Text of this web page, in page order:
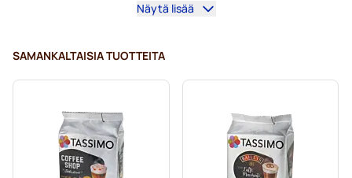
Kofeiinittomat kahvit Tassimo-koneisiin
Kalkinpoisto ja huolto Tassimo-kahvinkeittimeen
L’OR-kahvikapselit Tassimo-koneisiin
Jacobs-kahvikapselit Tassimo-koneisiin
Näytä lisää
SAMANKALTAISIA TUOTTEITA